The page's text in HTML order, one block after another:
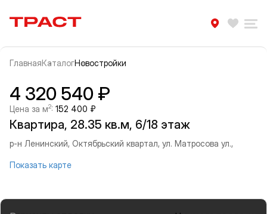
Траст | Служба недвижимости
ГлавнаяКаталогНовостройки
Информация об объекте
Галерея
4 320 540 ₽
Цена за м2: 152 400 ₽
Квартира, 28.35 кв.м, 6/18 этаж
р-н Ленинский, Октябрьский квартал, ул. Матросова ул.,
Показать карте